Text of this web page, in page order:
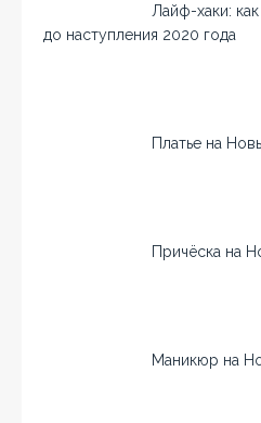
Лайф-хаки:
до наступления 2020 года
Платье на
Причёска на
Маникюр на